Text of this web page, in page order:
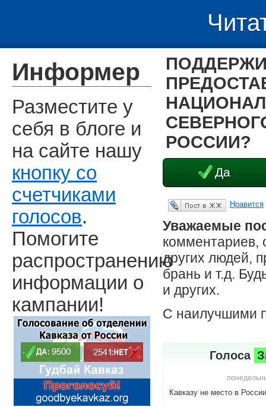
РОССИИ?
Да
Опубликовать в ЖЖ Нравится
Уважаемые
комментариев,
других людей,
брань и т.д.
и других.
С наилучшими
Голоса
Кавказу не место в
Информер
Разместите у
себя в блоге и
на сайте нашу
кнопку со
счетчиками
голосов.
Помогите
распространению
информации о
кампании!